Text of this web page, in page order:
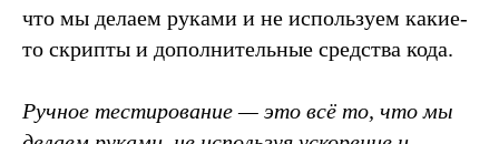
что мы делаем руками и не используем какие-
то скрипты и дополнительные средства кода.
Ручное тестирование — это всё то, что мы